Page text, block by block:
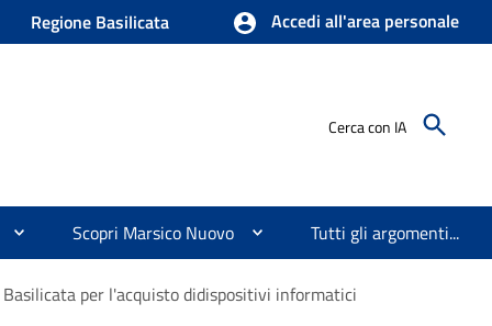
Regione Basilicata Accedi all'area personale
Cerca con IA
Scopri Marsico Nuovo Tutti gli argomenti...
per l'acquisto didispositivi informatici